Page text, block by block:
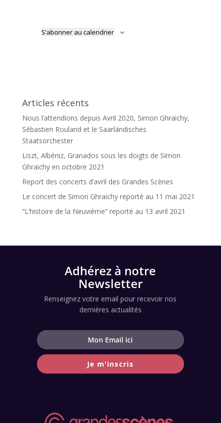
S’abonner au calendrier
Articles récents
Nous l’attendions depuis Avril 2020, Simon Ghraichy,
Sébastien Rouland et le Saarländisches
Staatsorchester
Liszt, Albéniz, Granados sous les doigts de Simon
Ghraichy en octobre 2021
Report des concerts d’avril des Grandes Scènes
Le concert de Simon Ghraichy reporté au 11 mai 2021
“L’histoire de la Neuvième” reporté au 13 avril 2021
Adhérez à notre
Newsletter
Renseignez votre email pour recevoir nos
dernières actualités
Je m'inscris